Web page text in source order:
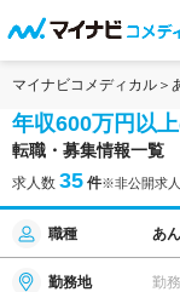
マイナビコメディカル
年収600万円以
転職・募集情報一覧
求人数 35 件※非公開求人
職種 あ
勤務地 勤